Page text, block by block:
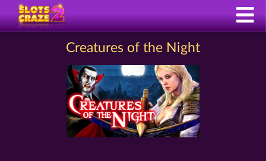
Creatures of the Night